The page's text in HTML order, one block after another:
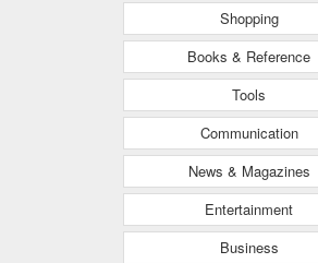
Shopping
Books & Reference
Tools
Communication
News & Magazines
Entertainment
Business